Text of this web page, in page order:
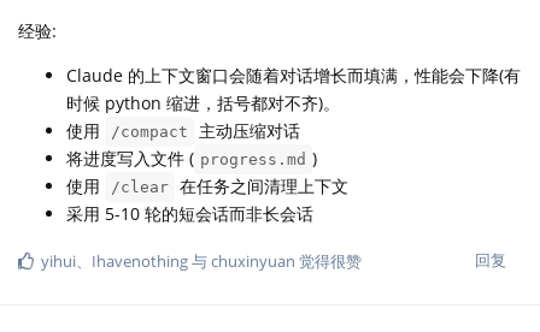
经验:
Claude 的上下文窗口会随着对话增长而填满，性能会下降(有
时候 python 缩进，括号都对不齐)。
使用
/compact
主动压缩对话
将进度写入文件 ( progress.md )
使用
/clear 在任务之间清理上下文
采用 5-10 轮的短会话而非长会话
回复
yihui、 Ihavenothing与chuxinyuan 觉得很赞